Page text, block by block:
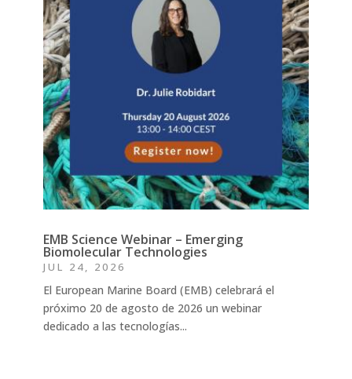
EMB Science Webinar – Emerging
Biomolecular Technologies
JUL 24, 2026
El European Marine Board (EMB) celebrará el
próximo 20 de agosto de 2026 un webinar
dedicado a las tecnologías...